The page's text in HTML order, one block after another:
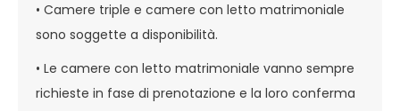
• Camere triple e camere con letto matrimoniale
sono soggette a disponibilità.
• Le camere con letto matrimoniale vanno sempre
richieste in fase di prenotazione e la loro conferma